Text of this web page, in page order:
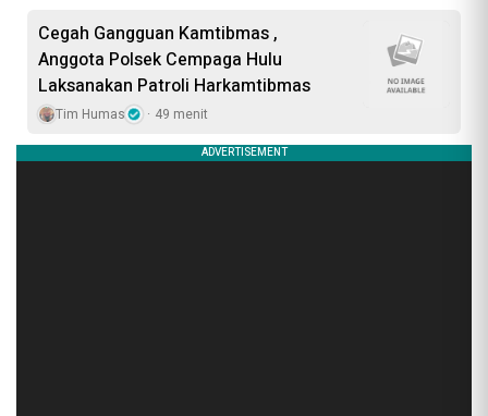
Cegah Gangguan Kamtibmas ,
Anggota Polsek Cempaga Hulu
Laksanakan Patroli Harkamtibmas
Tim Humas 49 menit